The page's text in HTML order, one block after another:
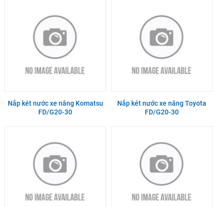
Nắp két nước xe nâng Komatsu
FD/G20-30
Nắp két nước xe nâng Toyota
FD/G20-30